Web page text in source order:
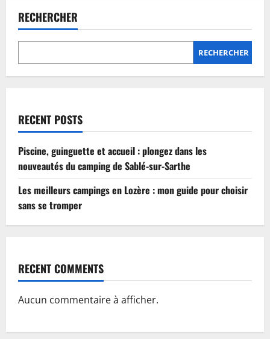
en
Lozère
:
mon
choisir
sans
RECHERCHER
RECHERCHER
RECENT POSTS
Piscine, guinguette et accueil : plongez dans les
nouveautés du camping de Sablé-sur-Sarthe
Les meilleurs campings en Lozère : mon guide pour choisir
sans se tromper
RECENT COMMENTS
Aucun commentaire à afficher.